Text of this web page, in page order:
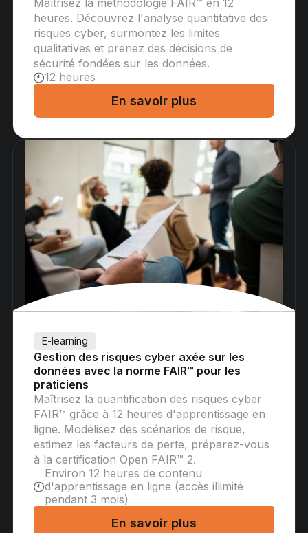
Maîtrisez la méthodologie FAIR™ en 12
heures. Découvrez l'analyse quantitative des
risques cyber, surmontez les limites
qualitatives et prenez des décisions de
sécurité fondées sur les données.
12 heures
En savoir plus
E-learning
Gestion des risques cyber axée sur les
données avec la norme FAIR™ pour les
praticiens
Maîtrisez la quantification des risques cyber
FAIR™ grâce à 12 heures d'apprentissage en
ligne. Modélisez des scénarios de risque,
estimez les facteurs de perte, préparez-vous
à la certification Open FAIR™ 2.
Environ 12 heures de contenu
d'apprentissage en ligne (accès illimité
pendant 3 mois)
En savoir plus